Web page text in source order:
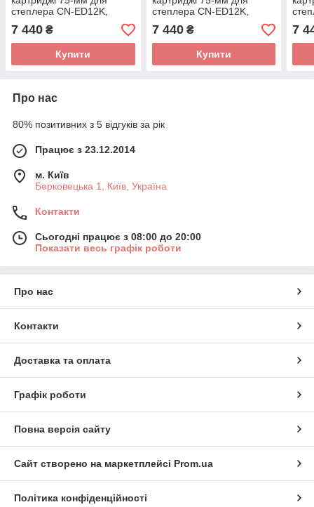
степлера CN-ED12K,
3,0/3,5/4,0мм/75мм
фіолет
7 440 ₴
Купити
степлера CN-ED12K,
4,0/4,5/5,0мм/73мм
чорний
7 440₴
Купити
7
Про нас
80% позитивних з 5 відгуків за рік
Працює з 23.12.2014
м. Київ
Берковецька 1, Київ, Україна
Контакти
Сьогодні працює з 08:00 до 20:00
Показати весь графік роботи
Про нас
Контакти
Доставка та оплата
Графік роботи
Повна версія сайту
Сайт створено на маркетплейсі Prom.ua
Політика конфіденційності